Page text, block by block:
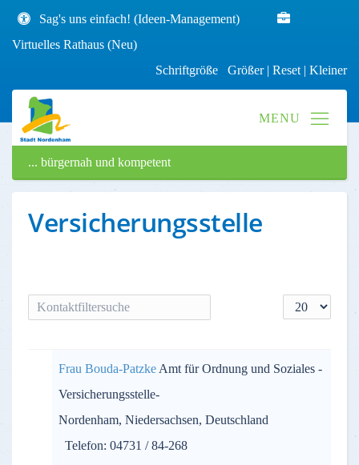
Sag's uns einfach! (Ideen-Management)
Virtuelles Rathaus (Neu)
Schriftgröße Größer| Reset | Kleiner
... bürgernah und kompetent
Versicherungsstelle
VERSTECKT Filterfeld Anzeige #
Frau Bouda-Patzke Amt für Ordnung und Soziales -
Versicherungsstelle-
Nordenham, Niedersachsen, Deutschland
Telefon: 04731 / 84-268